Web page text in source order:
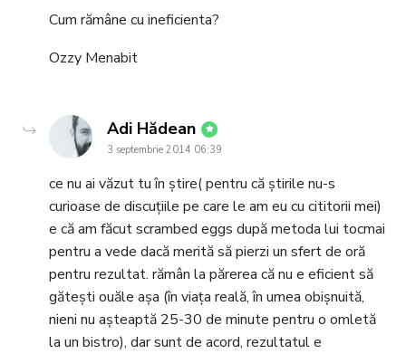
Cum rămâne cu ineficienta?
Ozzy Menabit
Adi Hădean says:
3 septembrie 2014 06:39
ce nu ai văzut tu în știre( pentru că știrile nu-s
curioase de discuțiile pe care le am eu cu cititorii mei)
e că am făcut scrambed eggs după metoda lui tocmai
pentru a vede dacă merită să pierzi un sfert de oră
pentru rezultat. rămân la părerea că nu e eficient să
gătești ouăle așa (în viața reală, în umea obișnuită,
nieni nu așteaptă 25-30 de minute pentru o omletă
la un bistro), dar sunt de acord, rezultatul e